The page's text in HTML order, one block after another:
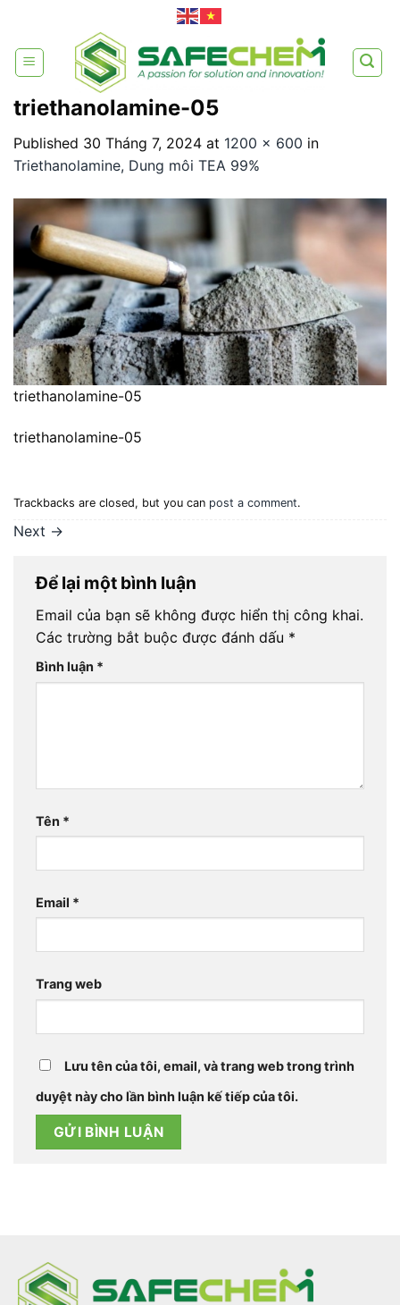
content
triethanolamine-05
Published 30 Tháng 7, 2024 at 1200 × 600 in
Triethanolamine, Dung môi TEA 99%
triethanolamine-05
triethanolamine-05
Trackbacks are closed, but you can post a comment.
Next →
Để lại một bình luận
Email của bạn sẽ không được hiển thị công khai.
Các trường bắt buộc được đánh dấu *
Bình luận *
Tên *
Email *
Trang web
Lưu tên của tôi, email, và trang web trong trình
duyệt này cho lần bình luận kế tiếp của tôi.